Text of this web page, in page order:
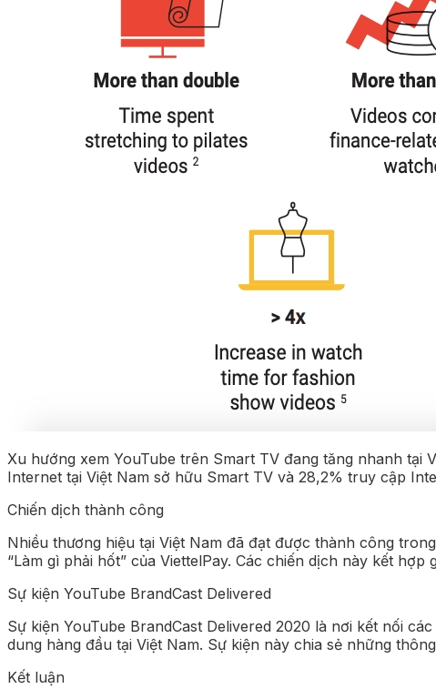
Xu hướng xem YouTube trên Smart TV đang tăng nhanh
Internet tại Việt Nam sở hữu Smart TV và 28,2% truy cập
Chiến dịch thành công
Nhiều thương hiệu tại Việt Nam đã đạt được thành công
“Làm gì phải hốt” của ViettelPay. Các chiến dịch này kết
Sự kiện YouTube BrandCast Delivered
Sự kiện YouTube BrandCast Delivered 2020 là nơi kết nối
dung hàng đầu tại Việt Nam. Sự kiện này chia sẻ những
Kết luận